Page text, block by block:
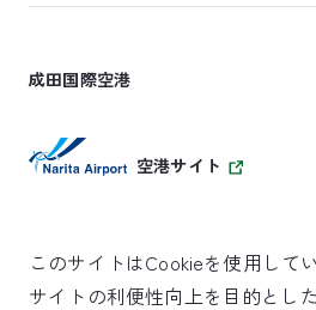
成田国際空港
空港サイト
このサイトはCookieを使用して
サイトの利便性向上を目的とし